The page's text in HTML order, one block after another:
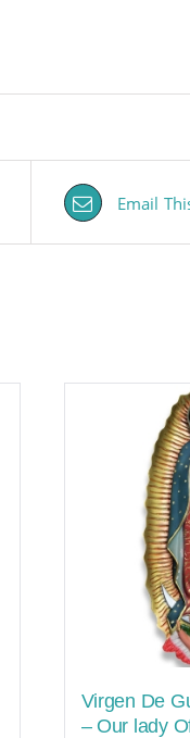
Email
Virgen De
– Our lady